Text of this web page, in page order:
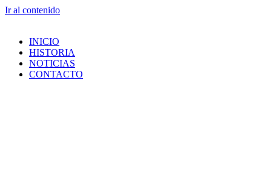
Ir al contenido
INICIO
HISTORIA
NOTICIAS
CONTACTO